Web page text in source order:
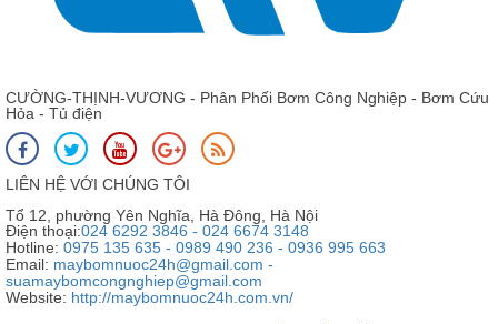
CƯỜNG-THỊNH-VƯƠNG - Phân Phối Bơm Công Nghiệp - Bơm Cứu
Hỏa - Tủ điện
LIÊN HỆ VỚI CHÚNG TÔI
Tổ 12, phường Yên Nghĩa, Hà Đông, Hà Nội
Điện thoại:024 6292 3846 - 024 6674 3148
Hotline: 0975 135 635 - 0989 490 236 - 0936 995 663
Email: maybomnuoc24h@gmail.com -
suamaybomcongnghiep@gmail.com
Website: http://maybomnuoc24h.com.vn/